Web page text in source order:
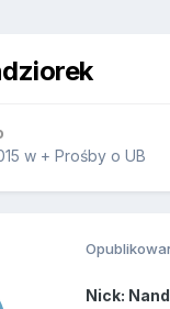
w + Prośby o UB
Nick: